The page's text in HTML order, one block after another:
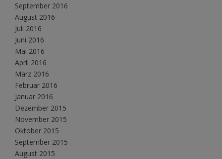
September 2016
August 2016
Juli 2016
Juni 2016
Mai 2016
April 2016
März 2016
Februar 2016
Januar 2016
Dezember 2015
November 2015
Oktober 2015
September 2015
August 2015